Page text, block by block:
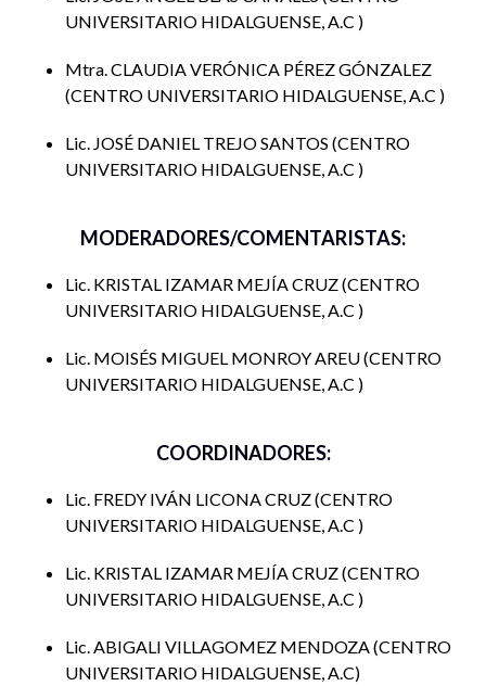
UNIVERSITARIO HIDALGUENSE, A.C
Mtra. CLAUDIA VERÓNICA PÉREZ GÓNZALEZ
CENTRO UNIVERSITARIO HIDALGUENSE, A.C
Lic. JOSÉ DANIEL TREJO SANTOS CENTRO
UNIVERSITARIO HIDALGUENSE, A.C
MODERADORES/COMENTARISTAS:
Lic. KRISTAL IZAMAR MEJÍA CRUZ CENTRO
UNIVERSITARIO HIDALGUENSE, A.C
Lic. MOISÉS MIGUEL MONROY AREU CENTRO
UNIVERSITARIO HIDALGUENSE, A.C
COORDINADORES:
Lic. FREDY IVÁN LICONA CRUZ CENTRO
UNIVERSITARIO HIDALGUENSE, A.C
Lic. KRISTAL IZAMAR MEJÍA CRUZ CENTRO
UNIVERSITARIO HIDALGUENSE, A.C
Lic. ABIGALI VILLAGOMEZ MENDOZA CENTRO
UNIVERSITARIO HIDALGUENSE, A.C